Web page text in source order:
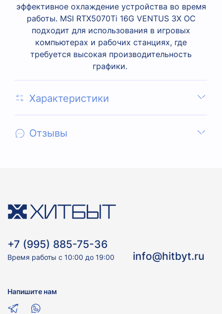
эффективное охлаждение устройства во время
работы. MSI RTX5070Ti 16G VENTUS 3X OC
подходит для использования в игровых
компьютерах и рабочих станциях, где
требуется высокая производительность
графики.
Характеристики
Отзывы
+7 (995) 885-75-36
Время работы с 10:00 до 19:00 info@hitbyt.ru
Напишите нам